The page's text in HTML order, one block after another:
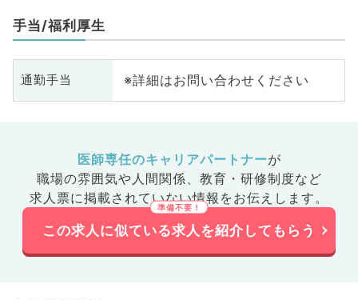
手当/福利厚生
通勤手当 ※詳細はお問い合わせください
医師専任のキャリアパートナーが
職場の雰囲気や人間関係、 教育・研修制度など
求人票に掲載されていない情報をお伝えします。
この求人に似ている求人を紹介してもらう